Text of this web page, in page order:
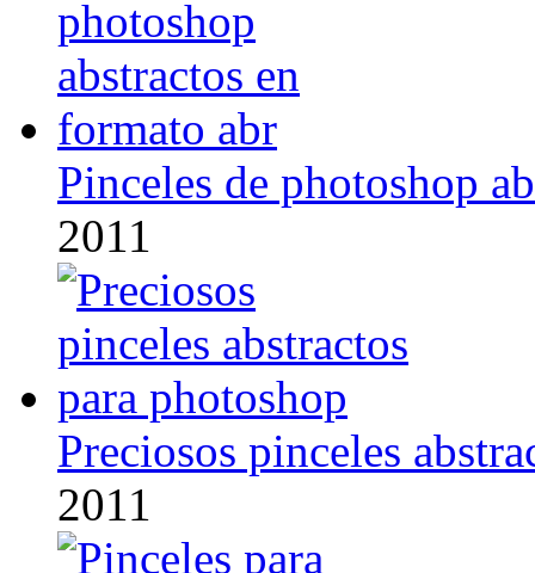
Pinceles de photoshop
2011
Preciosos pinceles
2011